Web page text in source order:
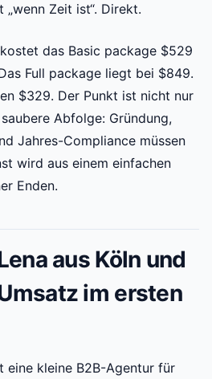
„wenn Zeit ist“. Direkt.
das Basic package $529
Full package liegt bei $849.
$329. Der Punkt ist nicht nur
Abfolge: Gründung,
Jahres-Compliance müssen
wird aus einem einfachen
Enden.
aus Köln und
im ersten
eine kleine B2B-Agentur für